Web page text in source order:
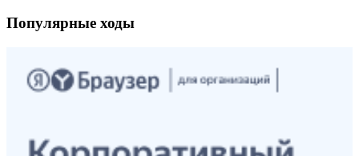
Популярные ходы